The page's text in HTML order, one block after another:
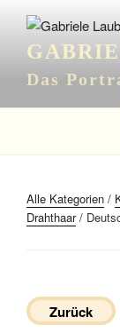
Inhalt
springen
Das
Alle Kategorien /
Drahthaar/
Zurück